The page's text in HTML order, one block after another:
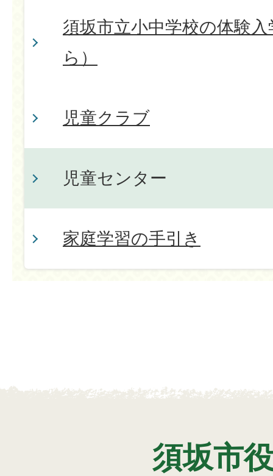
須坂市立小中学校の体験
ら）
児童クラブ
児童センター
家庭学習の手引き
須坂市